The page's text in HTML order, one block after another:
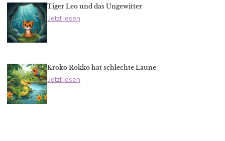
Tiger Leo und das Ungewitter
Jetzt lesen
Kroko Rokko hat schlechte Laune
Jetzt lesen